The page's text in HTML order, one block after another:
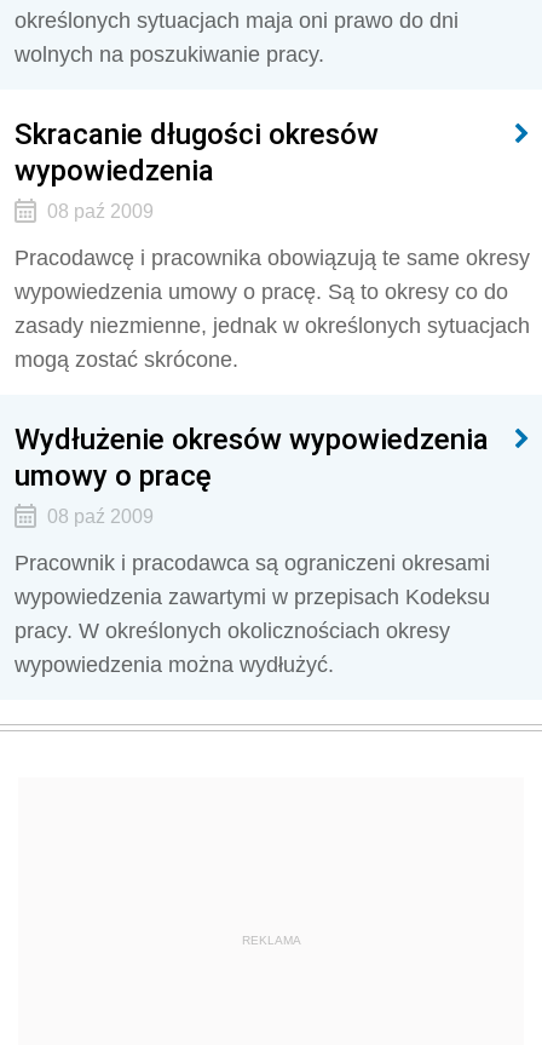
określonych sytuacjach maja oni prawo do dni
wolnych na poszukiwanie pracy.
Skracanie długości okresów
wypowiedzenia
08 paź 2009
Pracodawcę i pracownika obowiązują te same okresy
wypowiedzenia umowy o pracę. Są to okresy co do
zasady niezmienne, jednak w określonych sytuacjach
mogą zostać skrócone.
Wydłużenie okresów wypowiedzenia
umowy o pracę
08 paź 2009
Pracownik i pracodawca są ograniczeni okresami
wypowiedzenia zawartymi w przepisach Kodeksu
pracy. W określonych okolicznościach okresy
wypowiedzenia można wydłużyć.
REKLAMA